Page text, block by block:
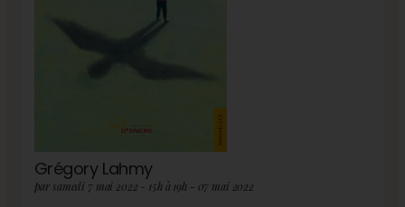
Grégory Lahmy
par samedi 7 mai 2022 - 15h à 19h - 07 mai 2022